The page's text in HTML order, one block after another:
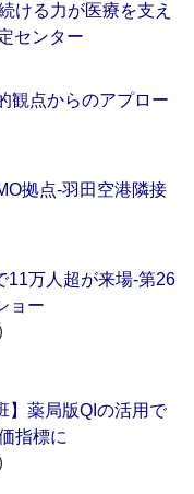
ける力が医療を支え
センター
観点からのアプロー
拠点‐羽田空港隣接
11万人超が来場‐第26
ョー
】薬局版QIの活用で
指標に